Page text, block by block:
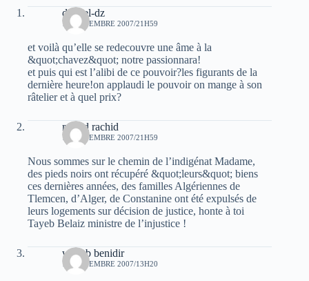
djamel-dz
17 NOVEMBRE 2007/21H59
et voilà qu’elle se redecouvre une âme à la
&quot;chavez&quot; notre passionnara!
et puis qui est l’alibi de ce pouvoir?les figurants de la
dernière heure!on applaudi le pouvoir on mange à son
râtelier et à quel prix?
rachid rachid
17 NOVEMBRE 2007/21H59
Nous sommes sur le chemin de l’indigénat Madame,
des pieds noirs ont récupéré &quot;leurs&quot; biens
ces dernières années, des familles Algériennes de
Tlemcen, d’Alger, de Constanine ont été expulsés de
leurs logements sur décision de justice, honte à toi
Tayeb Belaiz ministre de l’injustice !
wahab benidir
18 NOVEMBRE 2007/13H20